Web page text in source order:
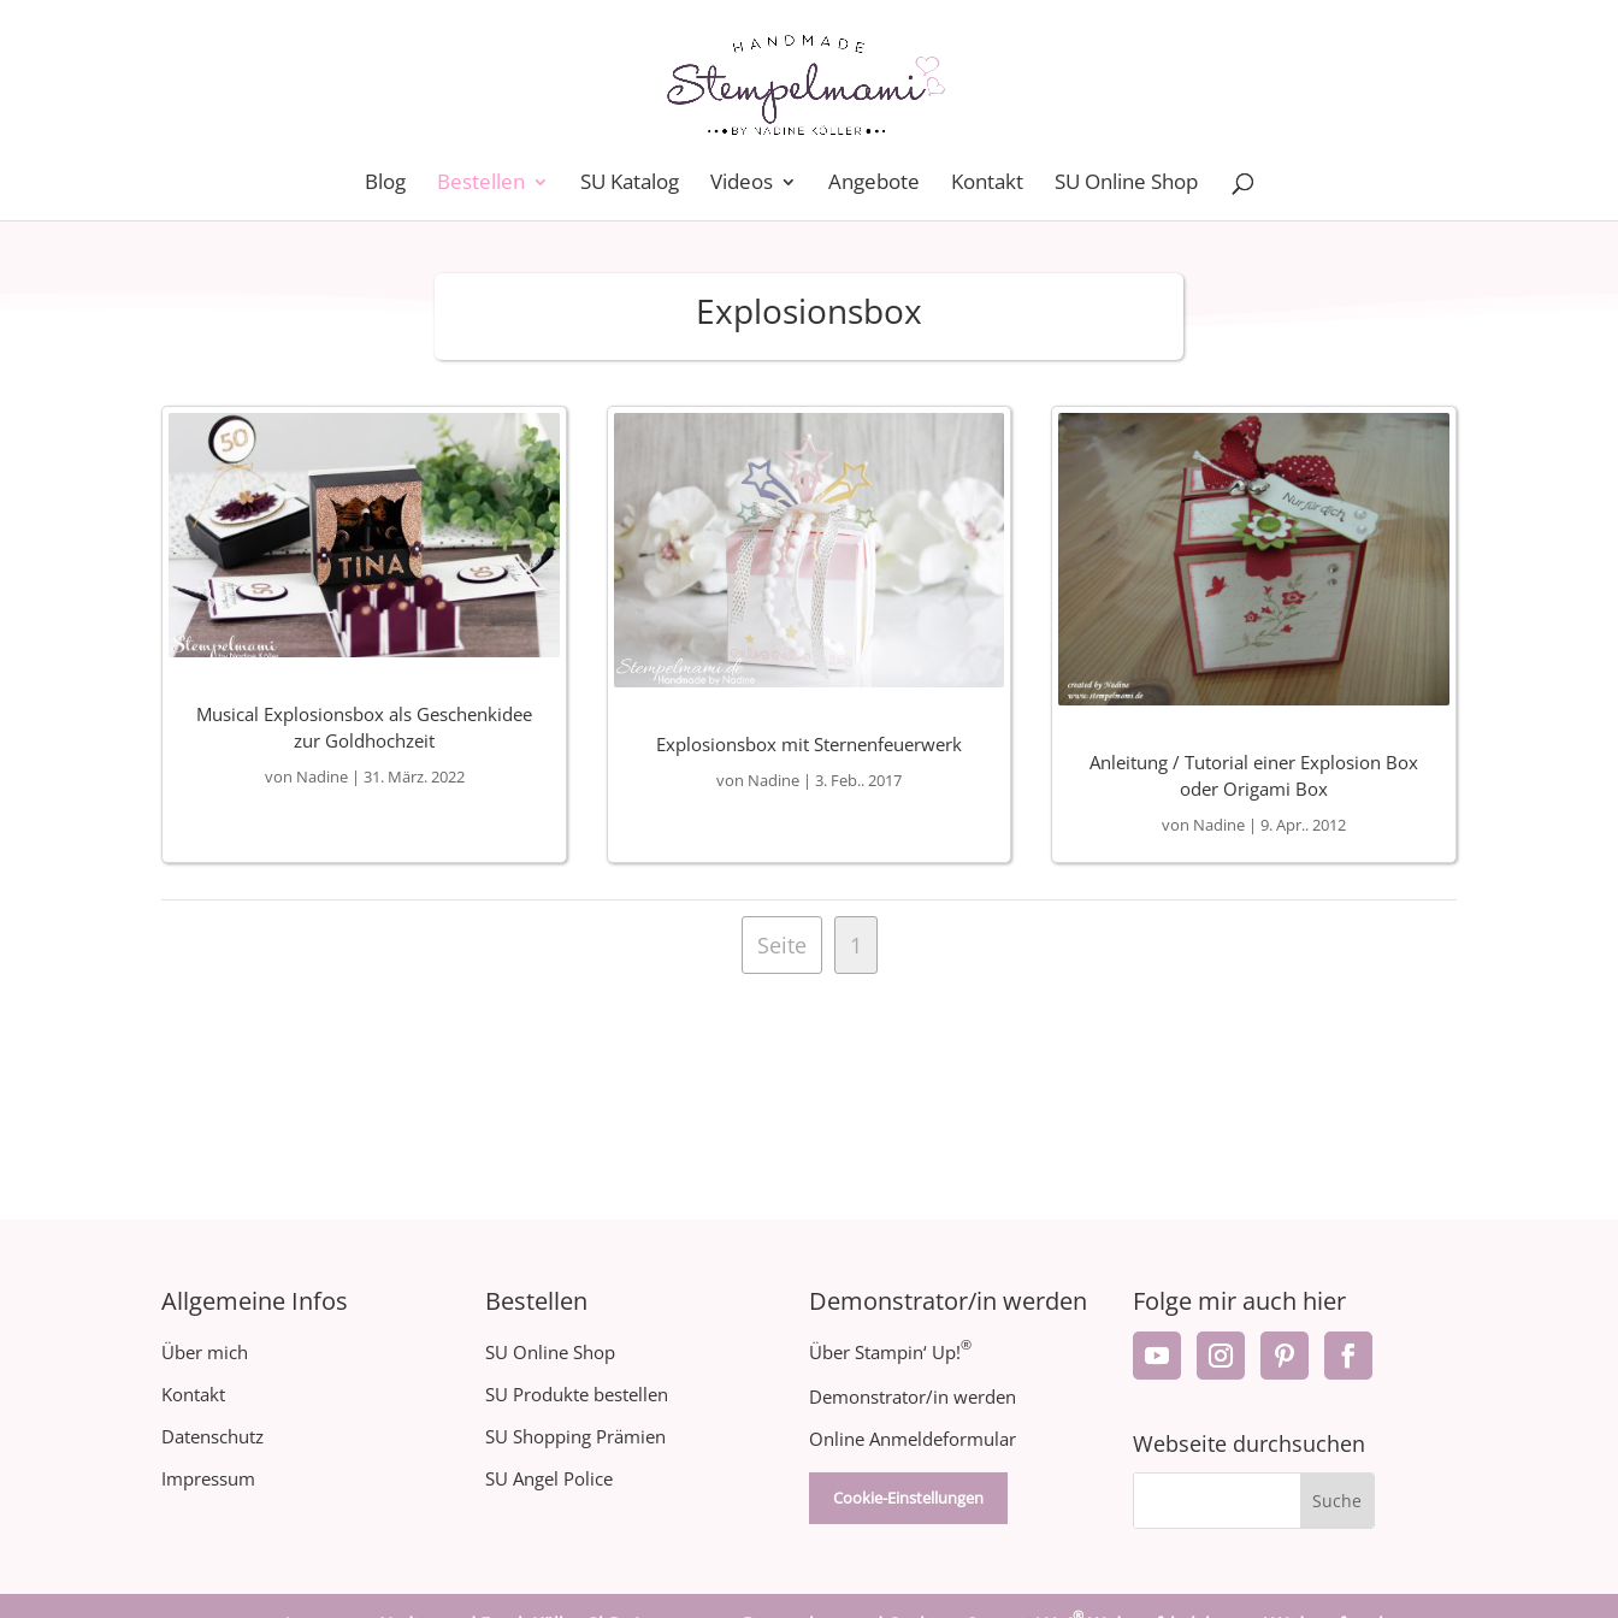
Blog Bestellen SU Katalog Videos Angebote Kontakt SU Online Shop
Explosionsbox
Musical Explosionsbox als Geschenkidee
zur Goldhochzeit
von Nadine| 31. März. 2022
Explosionsbox mit Sternenfeuerwerk
von Nadine| 3. Feb.. 2017
Anleitung / Tutorial einer Explosion Box
oder Origami Box
von Nadine| 9. Apr.. 2012
Seite 1
Allgemeine Infos
Über mich
Kontakt
Datenschutz
Impressum
Bestellen
SU Online Shop
SU Produkte bestellen
SU Shopping Prämien
SU Angel Police
Demonstrator/in werden
Über Stampin‘ Up!®
Demonstrator/in werden
Online Anmeldeformular
Cookie-Einstellungen
Folge mir auch hier
Webseite durchsuchen